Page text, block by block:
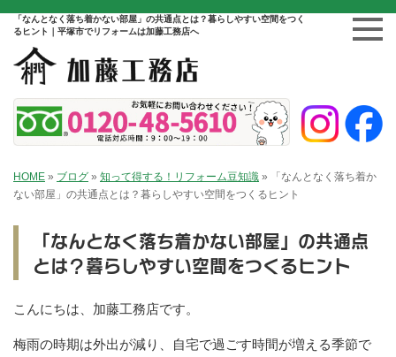
「なんとなく落ち着かない部屋」の共通点とは？暮らしやすい空間をつく
るヒント｜平塚市でリフォームは加藤工務店へ
HOME » ブログ » 知って得する！リフォーム豆知識 »
「なんとなく落ち着か
ない部屋」の共通点とは？暮らしやすい空間をつくるヒント
「なんとなく落ち着かない部屋」の共通点
とは？暮らしやすい空間をつくるヒント
こんにちは、加藤工務店です。
梅雨の時期は外出が減り、自宅で過ごす時間が増える季節で